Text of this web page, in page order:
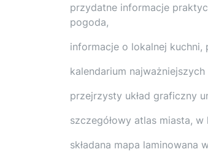
przydatne informacje
pogoda,
informacje o lokalnej kuchni,
kalendarium
przejrzysty układ graficzny
szczegółowy atlas miasta,
składana mapa laminowana